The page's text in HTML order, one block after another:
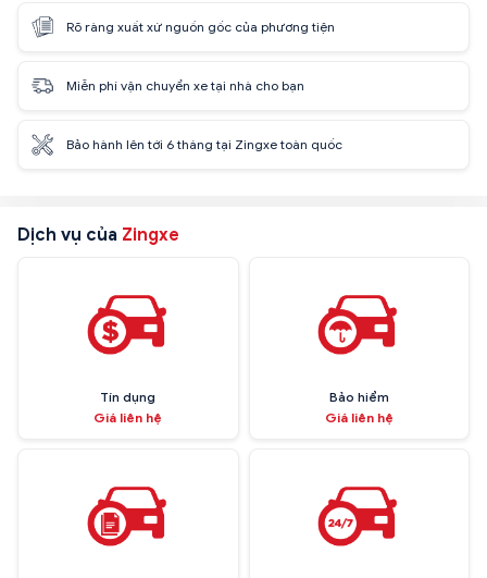
Rõ ràng xuất xứ nguồn gốc của phương tiện
Miễn phí vận chuyển xe tại nhà cho bạn
Bảo hành lên tới 6 tháng tại Zingxe toàn quốc
Dịch vụ của Zingxe
Tín dụng
Giá liên hệ
Bảo hiểm
Giá liên hệ